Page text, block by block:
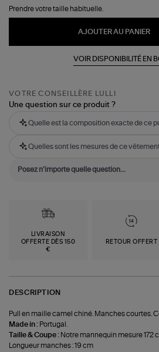
Prendre votre taille habituelle.
AJOUTER AU PANIER
VOIR DISPONIBILITÉ EN
VOTRE CONSEILLÈRE LULLI
Une question sur ce produit ?
Quelle est la composition exacte de ce
Quelles sont les mesures de ce
LIVRAISON
OFFERTE DÈS 150
€
RETOUR OFFERT
DESCRIPTION
Pull en maille camel chiné. Manches courtes.
Made in : Portugal.
Taille & Coupe : Notre mannequin mesure 172
Longueur manches : 19 cm